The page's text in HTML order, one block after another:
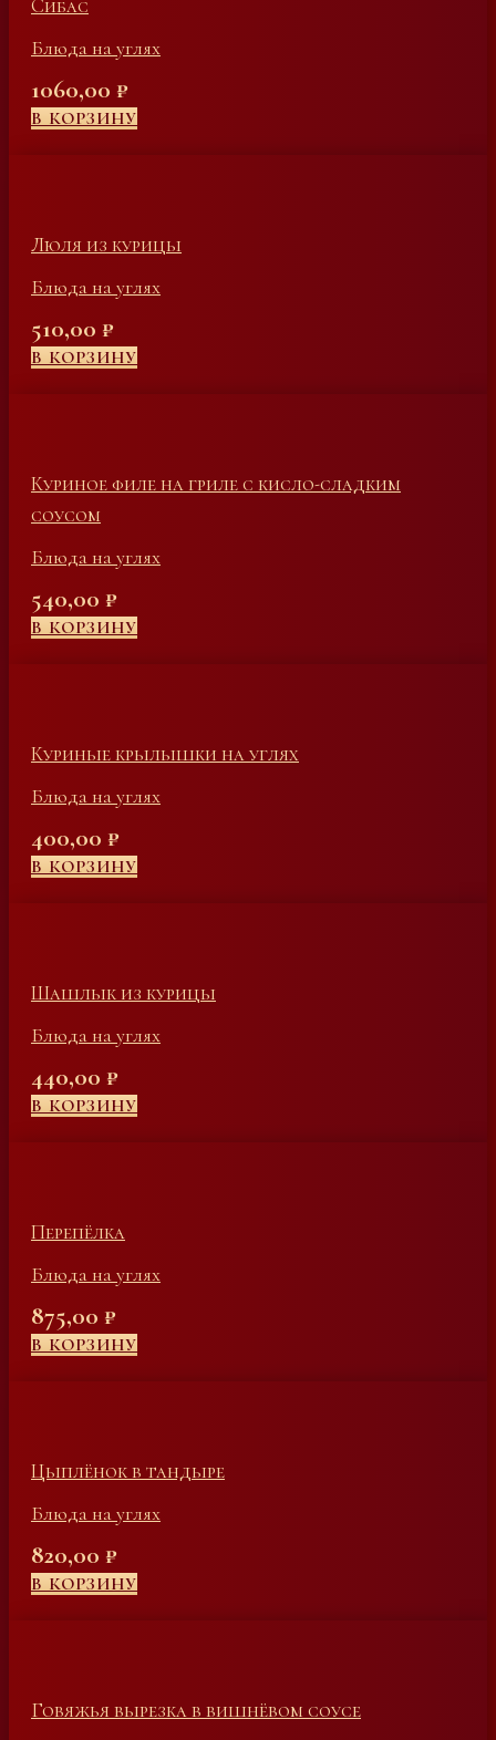
Сибас
Блюда на углях
1060,00 ₽
В КОРЗИНУ
Люля из курицы
Блюда на углях
510,00 ₽
В КОРЗИНУ
Куриное филе на гриле с кисло-сладким
соусом
Блюда на углях
540,00 ₽
В КОРЗИНУ
Куриные крылышки на углях
Блюда на углях
400,00 ₽
В КОРЗИНУ
Шашлык из курицы
Блюда на углях
440,00 ₽
В КОРЗИНУ
Перепёлка
Блюда на углях
875,00 ₽
В КОРЗИНУ
Цыплёнок в тандыре
Блюда на углях
820,00 ₽
В КОРЗИНУ
Говяжья вырезка в вишнёвом соусе